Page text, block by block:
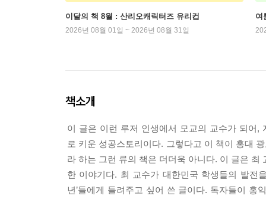
이달의 책 8월 : 산리오캐릭터즈 유리컵
2026년 08월 01일 ~ 2026년 08월 31일
여
책소개
이 글은 이런 루저 인생에서 모교의 교수가 되어,
로 키운 성공스토리이다. 그렇다고 이 책이 홍대
라 하는 그런 류의 책은 더더욱 아니다. 이 글은
한 이야기다. 최 교수가 대한민국 학생들의 발전
년’들에게 들려주고 싶어 쓴 글이다. 독자들이